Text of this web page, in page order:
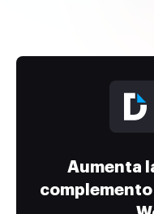
Aumenta